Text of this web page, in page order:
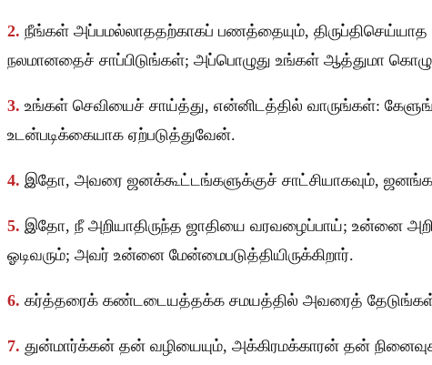
2. நீங்கள் அப்பமல்லாததற்காகப் பணத்தையும்,
நலமானதைச் சாப்பிடுங்கள்; அப்பொழுது உங்கள் ஆத்துமா
3. உங்கள் செவியைச் சாய்த்து, என்னிடத்தில் வாருங்கள்:
உடன்படிக்கையாக ஏற்படுத்துவேன்.
4. இதோ, அவரை ஜனக்கூட்டங்களுக்குச் சாட்சியாகவும்,
5. இதோ, நீ அறியாதிருந்த ஜாதியை வரவழைப்பாய்; உன்னை
ஓடிவரும்; அவர் உன்னை மேன்மைபடுத்தியிருக்கிறார்.
6. கர்த்தரைக் கண்டடையத்தக்க சமயத்தில் அவரைத் தேடுங்கள்;
7. துன்மார்க்கன் தன் வழியையும், அக்கிரமக்காரன் தன்